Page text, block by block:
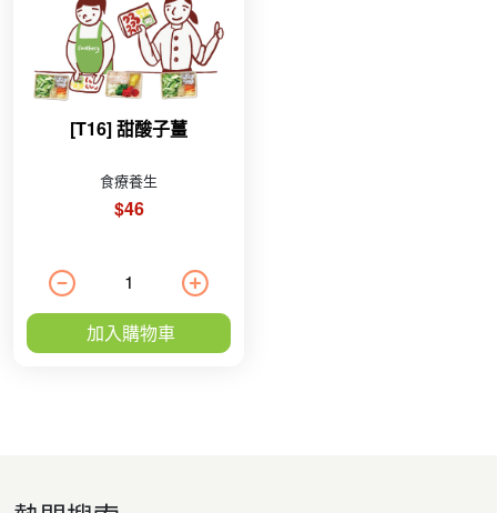
[T16] 甜酸子薑
食療養生
$46
加入購物車